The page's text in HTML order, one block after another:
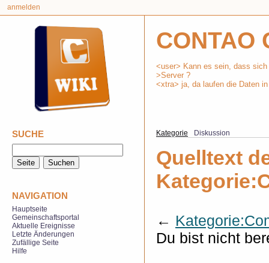
Quelltext
←
Du bist nicht
Kategorie Diskussion
anmelden
CONTAO
<user> Kann es sein, dass
>Server ?
<xtra> ja, da laufen die Daten
SUCHE
NAVIGATION
Hauptseite
Gemeinschaftsportal
Aktuelle Ereignisse
Letzte Änderungen
Zufällige Seite
Hilfe